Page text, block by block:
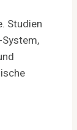
Studien